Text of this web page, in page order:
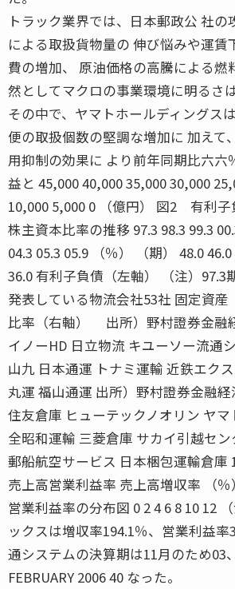
トラック業界では、日本郵政公 社
による取扱貨物量の 伸び悩みや運賃
費の増加、 原油価格の高騰による燃
然としてマクロの事業環境に明るさ
その中で、ヤマトホールディングス
便の取扱個数の堅調な増加に 加えて
用抑制の効果に より前年同期比六六
益と 45,000 40,000 35,000 30,000
10,000 5,000 0 （億円） 図2 有利子
株主資本比率の推移 97.3 98.3 99.3
04.3 05.3 05.9 （％） （期） 48.0
36.0 有利子負債（左軸） （注）97.3
発表している物流会社53社 固定資産
比率（右軸） 出所）野村證券金融
イノーHD 日立物流 キユーソー流通
山九 日本通運 トナミ運輸 近鉄エク
丸運 福山通運 出所）野村證券金融
住友倉庫 ヒューテックノオリン ヤマ
全昭和運輸 三菱倉庫 サカイ引越セ
郵船航空サービス 日本梱包運輸倉庫
売上高営業利益率 売上高増収率 （
営業利益率の分布図 0 2 4 6 8 10 12
ックスは増収率194.1％、営業利益
通システムの決算期は11月のため03
FEBRUARY 2006 40 なった。